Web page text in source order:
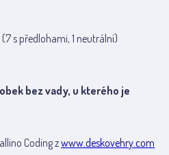
s předlohami, 1 neutrální)
bez vady, u kterého je
Coding zwww.deskovehry.com